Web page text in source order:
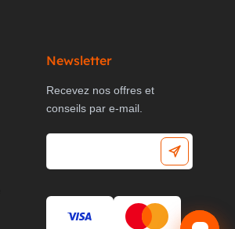
Newsletter
Recevez nos offres et
conseils par e-mail.